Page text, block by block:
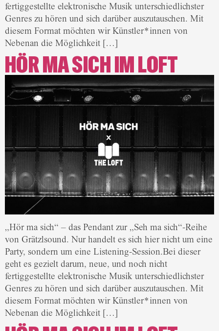
fertiggestellte elektronische Musik unterschiedlichster
Genres zu hören und sich darüber auszutauschen. Mit
diesem Format möchten wir Künstler*innen von
Nebenan die Möglichkeit […]
HÖR MA SICH IM LOFT
„Hör ma sich“ – das Pendant zur „Seh ma sich“-Reihe
von Grätzlsound. Nur handelt es sich hier nicht um eine
Party, sondern um eine Listening-Session.Bei dieser
geht es gezielt darum, neue, und noch nicht
fertiggestellte elektronische Musik unterschiedlichster
Genres zu hören und sich darüber auszutauschen. Mit
diesem Format möchten wir Künstler*innen von
Nebenan die Möglichkeit […]